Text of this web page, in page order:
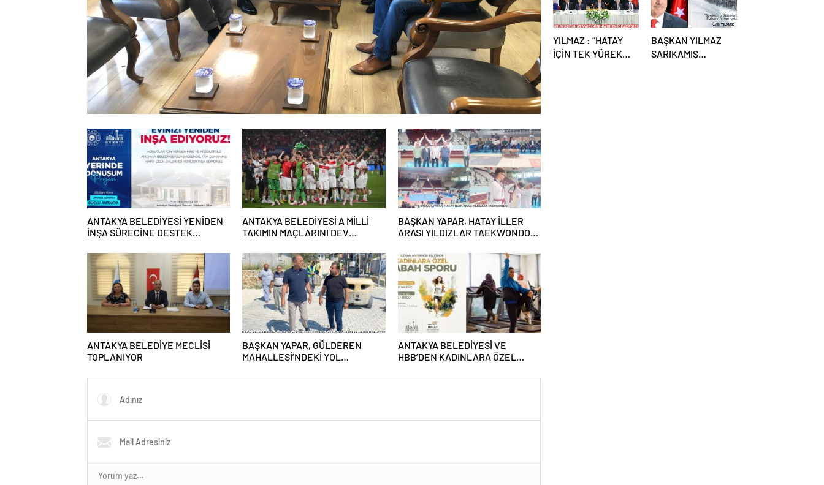
ANTAKYA BELEDİYESİ YENİDEN
İNŞA SÜRECİNE DESTEK
ANTAKYA BELEDİYESİ A MİLLİ
TAKIMIN MAÇLARINI DEV
BAŞKAN YAPAR, HATAY İLLER
ARASI YILDIZLAR TAEKWONDO
KATILDI
ANTAKYA BELEDİYE MECLİSİ
TOPLANIYOR
BAŞKAN YAPAR, GÜLDEREN
MAHALLESİ’NDEKİ YOL
ANTAKYA BELEDİYESİ VE
HBB’DEN KADINLARA ÖZEL
YILMAZ : “HATAY
İÇİN TEK YÜREK
BAŞKAN YILMAZ
SARIKAMIŞ